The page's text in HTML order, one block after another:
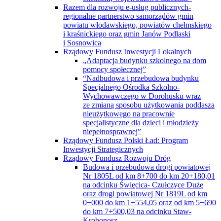
0+000 do km 1+554,05 oraz od km 5+690
do km 7+500,03 na odcinku Staw-
Krobonosz
Przebudowa drogi powiatowej Nr 1814L
od km 0+000 do km 8+288,12 na odcinku
Pawłów—Liszno, drogi powiatowej
Nr 1815L od km 0+000 do km 4+647,75
na odcinku ul. Chełmska w Mieście
Rejowiec Fabryczny— Krasne oraz drogi
powiatowej Nr 1869L na odcinku od km
0+000 do km 1+369,11, ul. Wiejska
w Mieście Rejowiec Fabryczny
Przebudowa drogi powiatowej Nr 1823L
od km 4+118 do km 20+533 na odcinku
Nowiny— Rudka, drogi powiatowej
nr 1824L od km 0+000 do km 6+519,65
na odcinku Ruda-Kolonia —Rudka
oraz drogi powiatowej Nr 1828L od km
0+000 do km 5+548,08 na odcinku
Srebrzyszcze —Gotówka
Wsparcie działań związanych
z przeciwdziałaniem skutkom rozprzestrzeniania
się pandemii COVID-19 w domach pomocy
społecznej